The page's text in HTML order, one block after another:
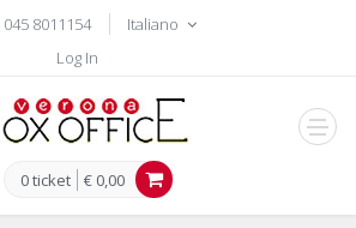
045 8011154
Italiano
Log In
0 ticket € 0,00